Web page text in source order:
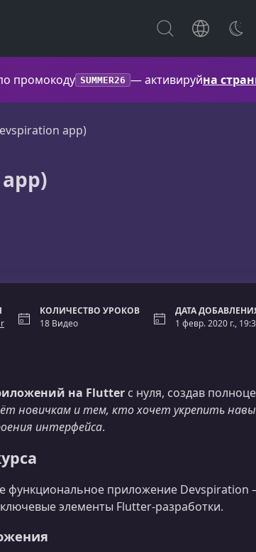
промокоду SUMMER26 — активируйна
app)
КОЛИЧЕСТВО УРОКОВ
18 Видео
ДАТА
1 февр. 2020 г.,
на Flutter с нуля, создав
новичкам и тем, кто хочет укрепить
интерфейса.
функциональное приложение Devspiration
элементы Flutter-разработки.